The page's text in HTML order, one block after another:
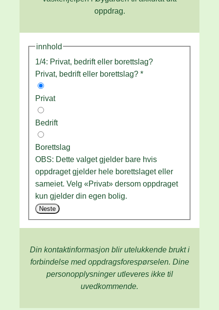
oppdrag.
innhold
1/4: Privat, bedrift eller borettslag?
Privat, bedrift eller borettslag? *
Privat
Bedrift
Borettslag
OBS: Dette valget gjelder bare hvis
oppdraget gjelder hele borettslaget eller
sameiet. Velg «Privat» dersom oppdraget
kun gjelder din egen bolig.
Neste
Din kontaktinformasjon blir utelukkende brukt i
forbindelse med oppdrags­forespørselen. Dine
person­­opplysninger utleveres ikke til
uvedkommende.